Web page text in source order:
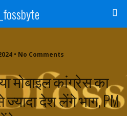
• No Comments
मोबाइल कांग्रेस का
देश लेंगे भाग, PM